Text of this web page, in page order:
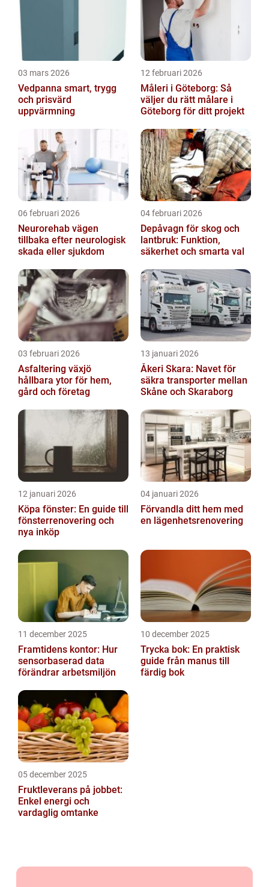
03 mars 2026
Vedpanna smart, trygg
och prisvärd
uppvärmning
12 februari 2026
Måleri i Göteborg: Så
väljer du rätt målare i
Göteborg för ditt projekt
06 februari 2026
Neurorehab vägen
tillbaka efter neurologisk
skada eller sjukdom
04 februari 2026
Depåvagn för skog och
lantbruk: Funktion,
säkerhet och smarta val
03 februari 2026
Asfaltering växjö
hållbara ytor för hem,
gård och företag
13 januari 2026
Åkeri Skara: Navet för
säkra transporter mellan
Skåne och Skaraborg
12 januari 2026
Köpa fönster: En guide till
fönsterrenovering och
nya inköp
04 januari 2026
Förvandla ditt hem med
en lägenhetsrenovering
11 december 2025
Framtidens kontor: Hur
sensorbaserad data
förändrar arbetsmiljön
10 december 2025
Trycka bok: En praktisk
guide från manus till
färdig bok
05 december 2025
Fruktleverans på jobbet:
Enkel energi och
vardaglig omtanke